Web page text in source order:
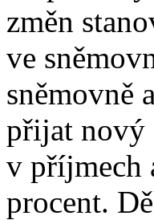
změn
ve
sněmovně
přijat nový
v příjmech
procent.